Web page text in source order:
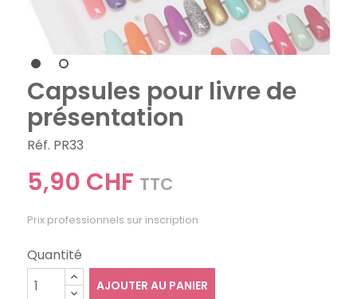
Capsules pour livre de
présentation
Réf. PR33
5,90 CHF TTC
Prix professionnels sur inscription
Quantité
AJOUTER AU PANIER